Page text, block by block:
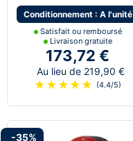
Conditionnement : A l'unité
Satisfait ou remboursé
Livraison gratuite
173,72 €
Au lieu de 219,90 €
★ ★ ★ ★ ★ (4.4/5)
-35%